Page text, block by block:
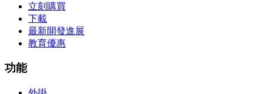
立刻購買
下載
最新開發進展
教育優惠
功能